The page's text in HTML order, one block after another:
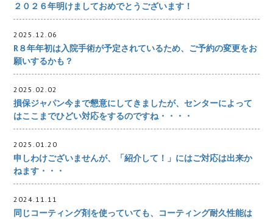
２０２６年明けましておめでとうございます！
2025.12.06
R８年年初は入院手術が予定されているため、ご予約の変更をお
願いするかも？
2025.02.02
損保ジャパン今まで懇意にしてきましたが、センターによって
はここまでひどい対応をするのですね・・・・
2025.01.20
申しわけございませんが、「紹介して！」にはご対応は出来か
ねます・・・
2024.11.11
同じコーティング剤を使っていても、コーティング耐久性能は